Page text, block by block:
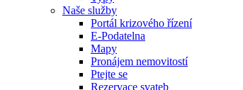
Naše služby
Portál krizového řízení
E-Podatelna
Mapy
Pronájem nemovitostí
Ptejte se
Rezervace svateb